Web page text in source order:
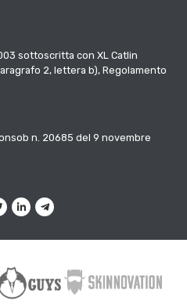
sottoscritta con XL Catlin
2, lettera b), Regolamento
n. 20685 del 9 novembre